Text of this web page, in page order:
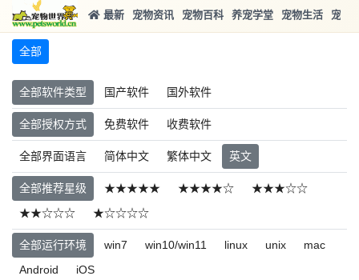
最新 宠物资讯 宠物百科 养宠学堂 宠物生活 宠物
全部
全部软件类型 国产软件 国外软件
全部授权方式 免费软件 收费软件
全部界面语言 简体中文 繁体中文 英文
全部推荐星级 ★★★★★ ★★★★☆
★★★☆☆
★★☆☆☆
★☆☆☆☆
全部运行环境 win7 win10/win11 linux unix
mac
Android
iOS